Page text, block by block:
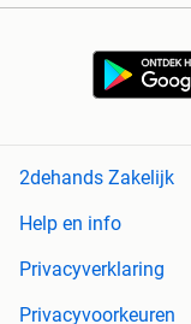
2dehands Zakelijk
Help en info
Privacyverklaring
Privacyvoorkeuren